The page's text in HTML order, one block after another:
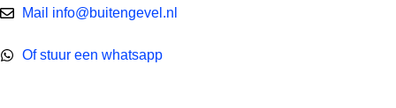
Mail info@buitengevel.nl
Of stuur een whatsapp